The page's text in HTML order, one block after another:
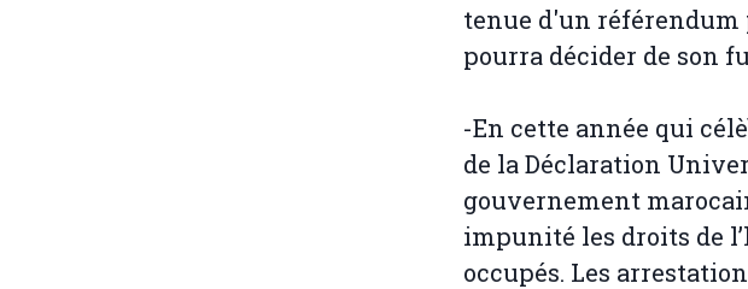
tenue d'un référendum
pourra décider de son
-En cette année qui
de la Déclaration
gouvernement
impunité les droits de
occupés. Les